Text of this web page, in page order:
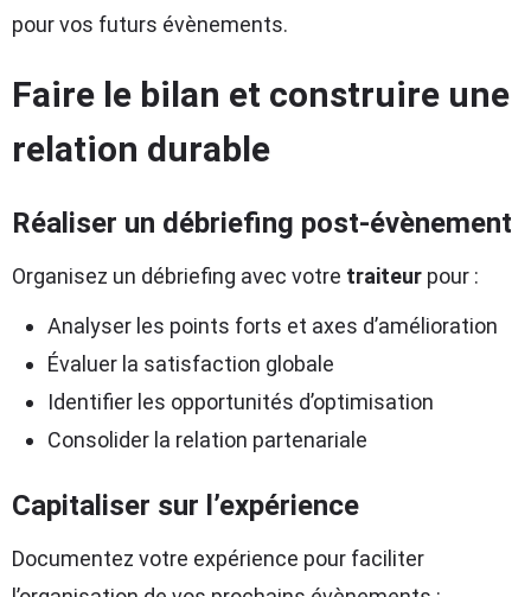
pour vos futurs évènements.
Faire le bilan et construire une
relation durable
Réaliser un débriefing post-évènement
Organisez un débriefing avec votre traiteur pour :
Analyser les points forts et axes d’amélioration
Évaluer la satisfaction globale
Identifier les opportunités d’optimisation
Consolider la relation partenariale
Capitaliser sur l’expérience
Documentez votre expérience pour faciliter